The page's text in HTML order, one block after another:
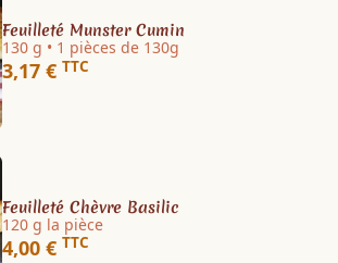
Feuilleté Munster Cumin
130 g • 1 pièces de 130g
3,17 € TTC
Feuilleté Chèvre Basilic
120 g la pièce
4,00 € TTC